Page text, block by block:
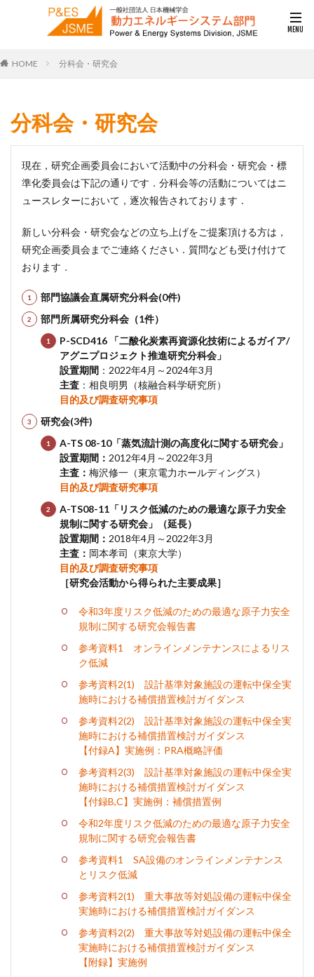
HOME 分科会・研究会
分科会・研究会
現在，研究企画委員会において活動中の分科会・研究会・標
準化委員会は下記の通りです．分科会等の活動についてはニ
ュースレターにおいて，逐次報告されております．
新しい分科会・研究会などの立ち上げをご提案頂ける方は，
研究企画委員会までご連絡ください．質問なども受け付けて
おります．
部門協議会直属研究分科会(0件)
部門所属研究分科会（1件）
P-SCD416 「二酸化炭素再資源化技術によるガイア/
アグニプロジェクト推進研究分科会」
設置期間 ：2022年4月～2024年3月
主査 ：相良明男（核融合科学研究所）
目的及び調査研究事項
研究会(3件)
A-TS 08-10「蒸気流計測の高度化に関する研究会」
設置期間： 2012年4月～2022年3月
主査： 梅沢修一（東京電力ホールディングス）
目的及び調査研究事項
A-TS08-11「リスク低減のための最適な原子力安全
規制に関する研究会」（延長）
設置期間： 2018年4月～2022年3月
主査： 岡本孝司（東京大学）
目的及び調査研究事項
［研究会活動から得られた主要成果］
令和3年度リスク低減のための最適な原子力安全
規制に関する研究会報告書
参考資料1 オンラインメンテナンスによるリス
ク低減
参考資料2(1) 設計基準対象施設の運転中保全実
施時における補償措置検討ガイダンス
参考資料2(2) 設計基準対象施設の運転中保全実
施時における補償措置検討ガイダンス
【付録A】実施例：PRA概略評価
参考資料2(3) 設計基準対象施設の運転中保全実
施時における補償措置検討ガイダンス
【付録B,C】実施例：補償措置例
令和2年度リスク低減のための最適な原子力安全
規制に関する研究会報告書
参考資料1 SA設備のオンラインメンテナンス
とリスク低減
参考資料2(1) 重大事故等対処設備の運転中保全
実施時における補償措置検討ガイダンス
参考資料2(2) 重大事故等対処設備の運転中保全
実施時における補償措置検討ガイダンス
【附録】実施例